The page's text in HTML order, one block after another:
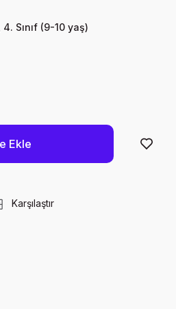
4. Sınıf (9-10 yaş)
Ekle
Karşılaştır